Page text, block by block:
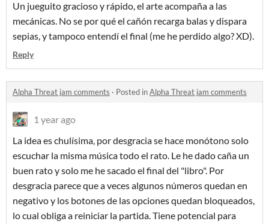
Un jueguito gracioso y rápido, el arte acompaña a las
mecánicas. No se por qué el cañón recarga balas y dispara
sepias, y tampoco entendí el final (me he perdido algo? XD).
Reply
Alpha Threat jam comments · Posted inAlpha Threat jam comments
1 year ago
La idea es chulísima, por desgracia se hace monótono solo
escuchar la misma música todo el rato. Le he dado caña un
buen rato y solo me he sacado el final del "libro". Por
desgracia parece que a veces algunos números quedan en
negativo y los botones de las opciones quedan bloqueados,
lo cual obliga a reiniciar la partida. Tiene potencial para